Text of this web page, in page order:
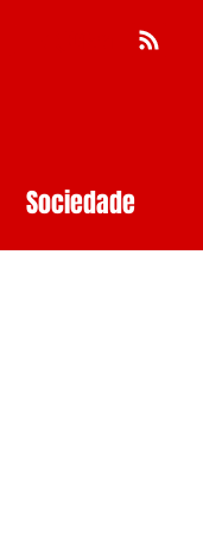
Sociedade